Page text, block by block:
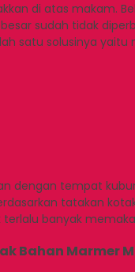
di atas makam.
sudah tidak
satu solusinya
dengan tempat
tatakan
banyak
Bahan Marmer